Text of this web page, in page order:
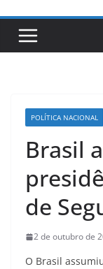
POLÍTICA NACIONAL
Brasil
de
2 de outubro de
O Brasil